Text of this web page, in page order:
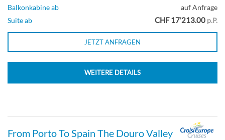
Balkonkabine ab
auf Anfrage
Suite ab
CHF 17'213.00 p.P.
JETZT ANFRAGEN
WEITERE DETAILS
From Porto To Spain The Douro Valley